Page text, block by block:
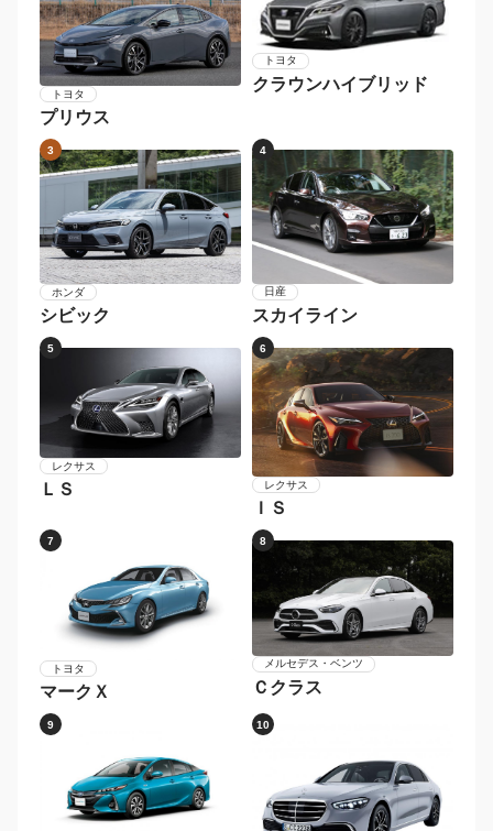
トヨタ
プリウス
トヨタ
クラウンハイブリッド
3
ホンダ
シビック
4
日産
スカイライン
5
レクサス
ＬＳ
6
レクサス
ＩＳ
7
トヨタ
マークＸ
8
メルセデス・ベンツ
Ｃクラス
9 10